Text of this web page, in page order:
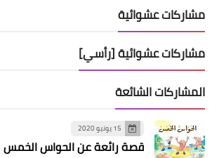
مشاركات عشوائية
مشاركات عشوائية [رأسي]
المشاركات الشائعة
15 يونيو 2020
قصة رائعة عن الحواس الخمس